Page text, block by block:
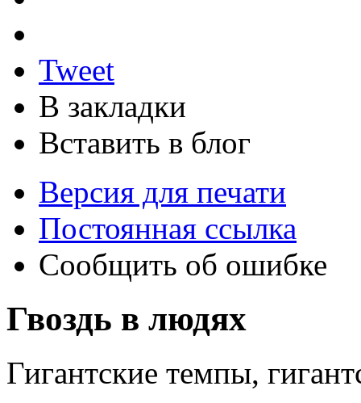
Tweet
В закладки
Вставить в блог
Версия для печати
Постоянная ссылка
Сообщить об ошибке
Гвоздь в людях
Гигантские темпы,